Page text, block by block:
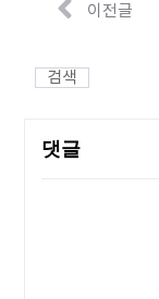
이전글
검색
댓글